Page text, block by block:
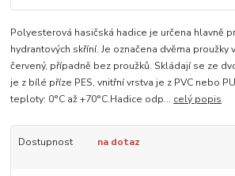
Polyesterová hasičská hadice je určena hlavně
hydrantových skříní. Je označena dvěma proužky
červený, případně bez proužků. Skládají se ze
je z bílé příze PES, vnitřní vrstva je z PVC nebo
teploty: 0°C až +70°C.Hadice odp... celý popis
Dostupnost na dotaz